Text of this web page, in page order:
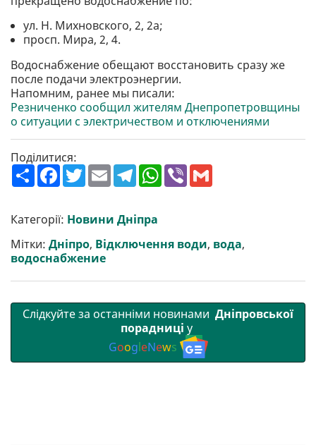
ул. Н. Михновского, 2, 2а;
просп. Мира, 2, 4.
Водоснабжение обещают восстановить сразу же
после подачи электроэнергии.
Напомним, ранее мы писали:
Резниченко сообщил жителям Днепропетровщины
о ситуации с электричеством и отключениями
Поділитися:
П
о
р
и
и
F
a
b
o
o
k
T
w
t
e
E
m
l
T
e
g
r
m
W
h
p
V
Категорії: Новини Дніпра
Мітки: Дніпро, Відключення води, вода,
водоснабжение
Слідкуйте за останніми новинами Дніпровської
порадниці у
GoogleNews